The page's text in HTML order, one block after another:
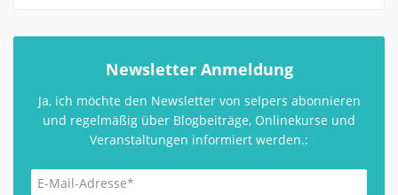
Newsletter Anmeldung
Ja, ich möchte den Newsletter von selpers abonnieren
und regelmäßig über Blogbeiträge, Onlinekurse und
Veranstaltungen informiert werden.: